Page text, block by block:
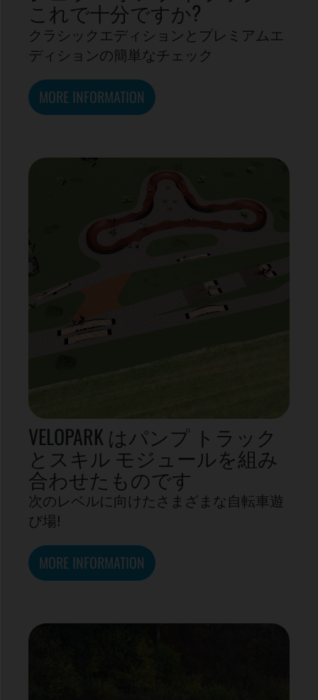
これで十分ですか?
クラシックエディションとプレミアムエ
ディションの簡単なチェック
MORE INFORMATION
VELOPARK はパンプ トラック
とスキル モジュールを組み
合わせたものです
次のレベルに向けたさまざまな自転車遊
び場!
MORE INFORMATION